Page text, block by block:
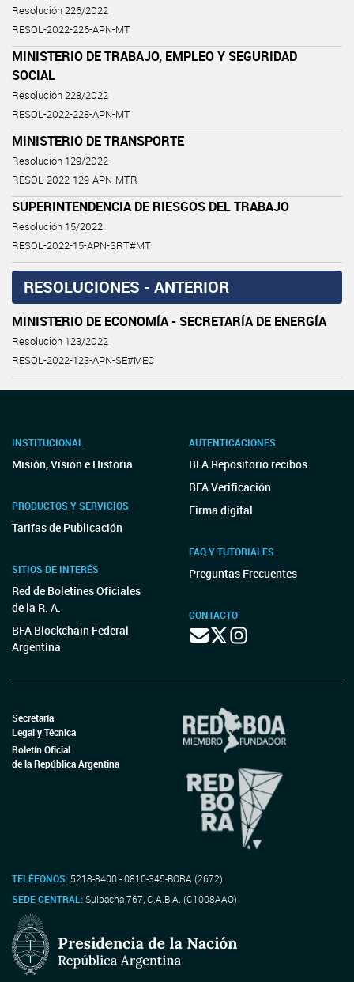
Resolución 226/2022
RESOL-2022-226-APN-MT
MINISTERIO DE TRABAJO, EMPLEO Y SEGURIDAD
SOCIAL
Resolución 228/2022
RESOL-2022-228-APN-MT
MINISTERIO DE TRANSPORTE
Resolución 129/2022
RESOL-2022-129-APN-MTR
SUPERINTENDENCIA DE RIESGOS DEL TRABAJO
Resolución 15/2022
RESOL-2022-15-APN-SRT#MT
RESOLUCIONES - ANTERIOR
MINISTERIO DE ECONOMÍA - SECRETARÍA DE ENERGÍA
Resolución 123/2022
RESOL-2022-123-APN-SE#MEC
INSTITUCIONAL
Misión, Visión e Historia
PRODUCTOS Y SERVICIOS
Tarifas de Publicación
SITIOS DE INTERÉS
Red de Boletines Oficiales
de la R. A.
BFA Blockchain Federal
Argentina
AUTENTICACIONES
BFA Repositorio recibos
BFA Verificación
Firma digital
FAQ Y TUTORIALES
Preguntas Frecuentes
CONTACTO
Secretaría
Legal y Técnica
Boletín Oficial
de la República Argentina
TELÉFONOS: 5218-8400 - 0810-345-BORA (2672)
SEDE CENTRAL:Suipacha 767, C.A.B.A. (C1008AAO)